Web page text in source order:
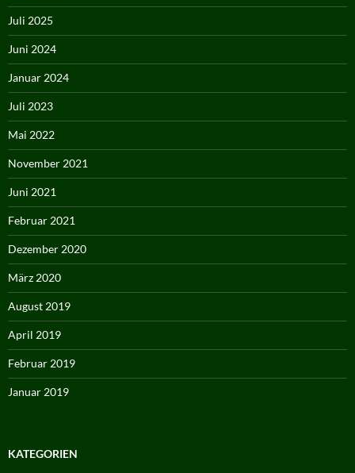
Juli 2025
Juni 2024
Januar 2024
Juli 2023
Mai 2022
November 2021
Juni 2021
Februar 2021
Dezember 2020
März 2020
August 2019
April 2019
Februar 2019
Januar 2019
KATEGORIEN